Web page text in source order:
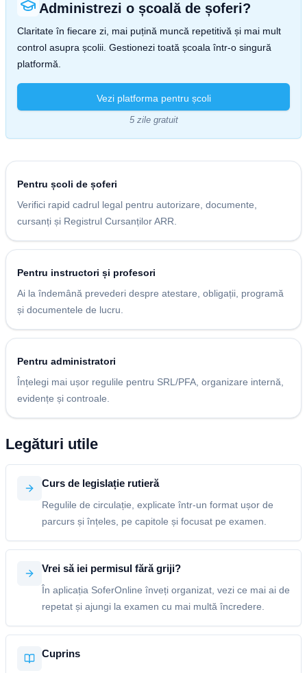
Administrezi o școală de șoferi?
Claritate în fiecare zi, mai puțină muncă repetitivă și mai mult
control asupra școlii. Gestionezi toată școala într-o singură
platformă.
Vezi platforma pentru școli
5 zile gratuit
Pentru școli de șoferi
Verifici rapid cadrul legal pentru autorizare, documente,
cursanți și Registrul Cursanților ARR.
Pentru instructori și profesori
Ai la îndemână prevederi despre atestare, obligații, programă
și documentele de lucru.
Pentru administratori
Înțelegi mai ușor regulile pentru SRL/PFA, organizare internă,
evidențe și controale.
Legături utile
Curs de legislație rutieră
Regulile de circulație, explicate într-un format ușor de
parcurs și înțeles, pe capitole și focusat pe examen.
Vrei să iei permisul fără griji?
În aplicația SoferOnline înveți organizat, vezi ce mai ai de
repetat și ajungi la examen cu mai multă încredere.
Cuprins